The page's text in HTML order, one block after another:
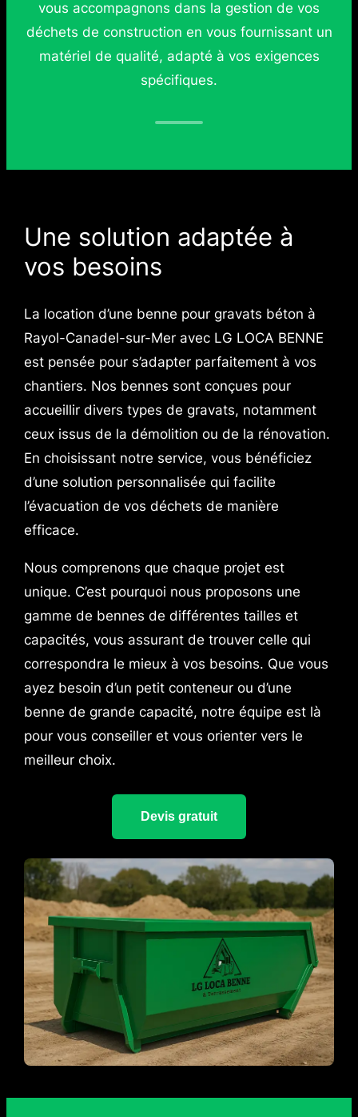
vous accompagnons dans la gestion de vos
déchets de construction en vous fournissant un
matériel de qualité, adapté à vos exigences
spécifiques.
Une solution adaptée à
vos besoins
La location d’une benne pour gravats béton à
Rayol-Canadel-sur-Mer avec LG LOCA BENNE
est pensée pour s’adapter parfaitement à vos
chantiers. Nos bennes sont conçues pour
accueillir divers types de gravats, notamment
ceux issus de la démolition ou de la rénovation.
En choisissant notre service, vous bénéficiez
d’une solution personnalisée qui facilite
l’évacuation de vos déchets de manière
efficace.
Nous comprenons que chaque projet est
unique. C’est pourquoi nous proposons une
gamme de bennes de différentes tailles et
capacités, vous assurant de trouver celle qui
correspondra le mieux à vos besoins. Que vous
ayez besoin d’un petit conteneur ou d’une
benne de grande capacité, notre équipe est là
pour vous conseiller et vous orienter vers le
meilleur choix.
Devis gratuit